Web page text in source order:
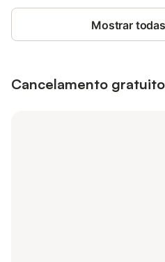
Mostrar
Cancelamento gratuito